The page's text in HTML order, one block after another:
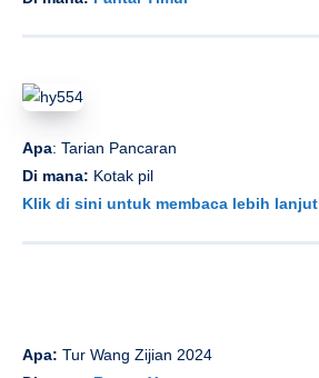
Apa: Tarian Pancaran
Di mana: Kotak pil
Klik di sini untuk membaca lebih lanjut
Apa: Tur Wang Zijian 2024